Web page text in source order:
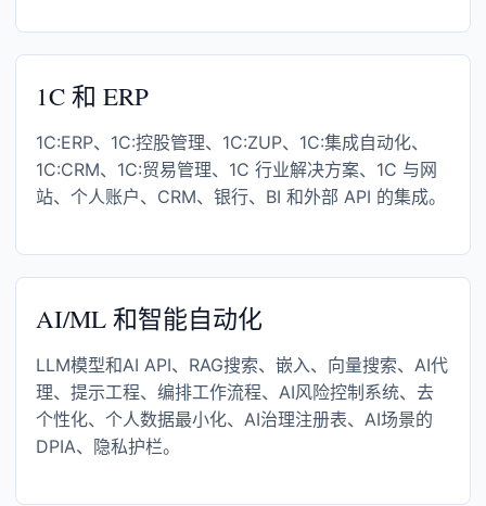
1C 和 ERP
1C:ERP、1C:控股管理、1C:ZUP、1C:集成自动化、
1C:CRM、1C:贸易管理、1C 行业解决方案、1C 与网
站、个人账户、CRM、银行、BI 和外部 API 的集成。
AI/ML 和智能自动化
LLM模型和AI API、RAG搜索、嵌入、向量搜索、AI代
理、提示工程、编排工作流程、AI风险控制系统、去
个性化、个人数据最小化、AI治理注册表、AI场景的
DPIA、隐私护栏。